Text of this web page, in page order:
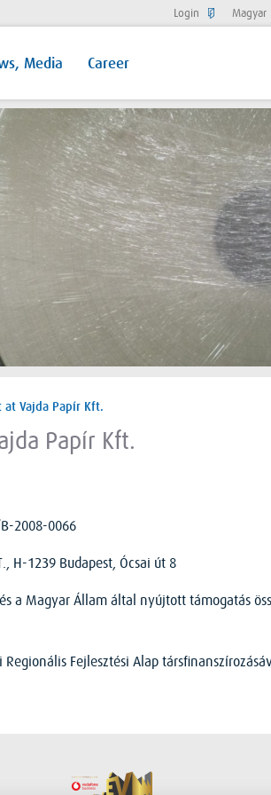
Magyar
Login
Media Career
at Vajda Papír Kft.
Papír Kft.
2008-0066
H-1239 Budapest, Ócsai út 8
a Magyar Állam által nyújtott támogatás
Fejlesztési Alap